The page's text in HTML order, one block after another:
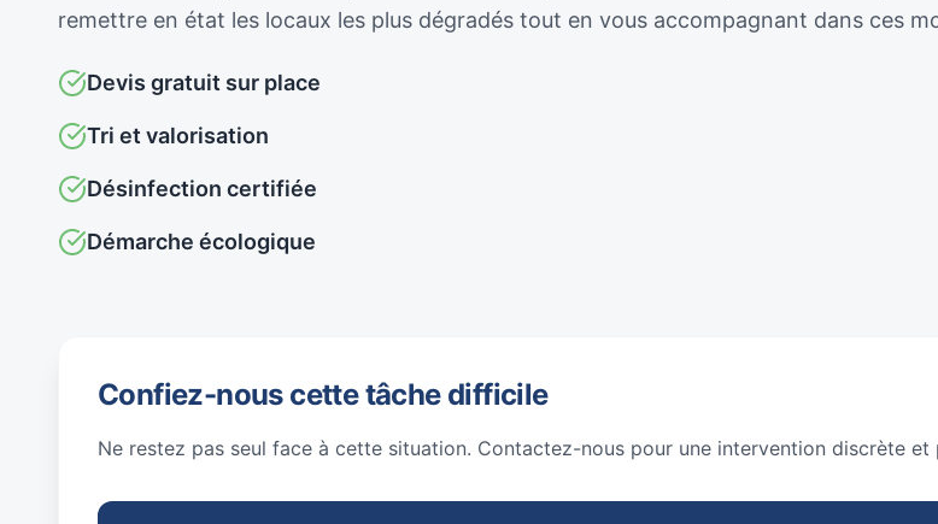
remettre en état les locaux les plus dégradés tout en vous accompagnant dans ces
Devis gratuit sur place
Tri et valorisation
Désinfection certifiée
Démarche écologique
Confiez-nous cette tâche difficile
Ne restez pas seul face à cette situation. Contactez-nous pour une intervention discrète et